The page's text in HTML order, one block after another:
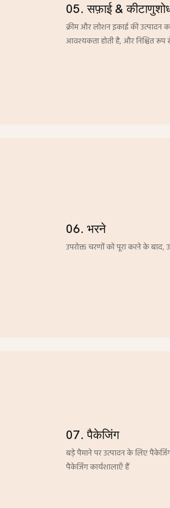
05. सफ़ाई &
क्रीम और लोशन इकाई की उत्पादन
आवश्यकता होती है, और निश्चित रूप
06. भरने
उपरोक्त चरणों को पूरा करने के बाद,
07. पैकेजिंग
बड़े पैमाने पर उत्पादन के लिए
पैकेजिंग कार्यशालाएँ हैं